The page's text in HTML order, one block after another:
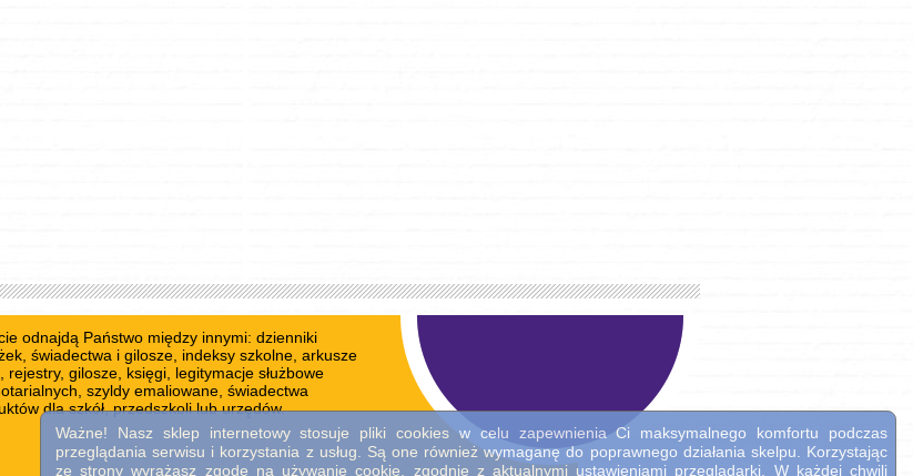
odnajdą Państwo między innymi: dzienniki
, świadectwa i gilosze, indeksy szkolne , arkusze
rejestry, gilosze , księgi, legitymacje służbowe
szyldy emaliowane świadectwa
dla szkół, przedszkoli lub urzędów.
Ważne! Nasz sklep internetowy stosuje pliki cookies w celu zapewnienia Ci maksymalnego komfortu podczas
przeglądania serwisu i korzystania z usług. Są one również wymaganę do poprawnego działania skelpu. Korzystając
ze strony wyrażasz zgodę na używanie cookie, zgodnie z aktualnymi ustawieniami przeglądarki. W każdej chwili